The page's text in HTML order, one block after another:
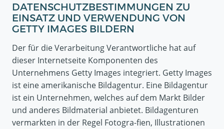
DATENSCHUTZBESTIMMUNGEN ZU
EINSATZ UND VERWENDUNG VON
GETTY IMAGES BILDERN
Der für die Verarbeitung Verantwortliche hat auf
dieser Internetseite Komponenten des
Unternehmens Getty Images integriert. Getty Images
ist eine amerikanische Bildagentur. Eine Bildagentur
ist ein Unternehmen, welches auf dem Markt Bilder
und anderes Bildmaterial anbietet. Bildagenturen
vermarkten in der Regel Fotogra-fien, Illustrationen